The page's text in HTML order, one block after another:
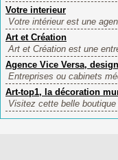
Votre interieur
Votre intérieur est une
Art et Création
Art et Création est une
Agence Vice Versa,
Entreprises ou cabinets
Art-top1, la décoration
Visitez cette belle